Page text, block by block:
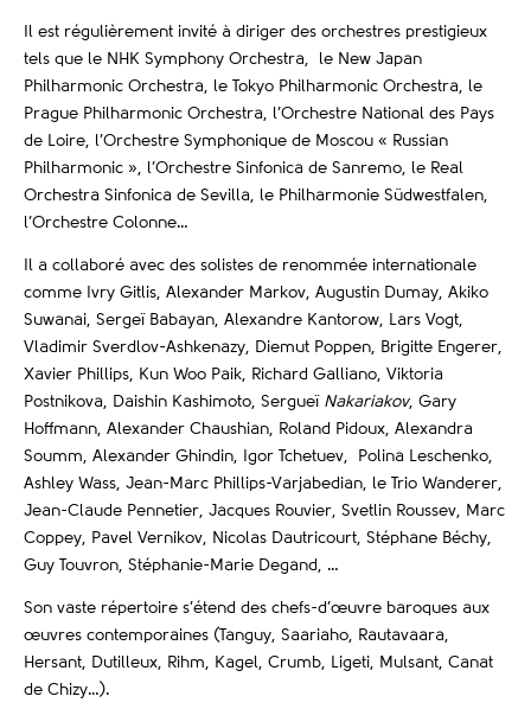
Il est régulièrement invité à diriger des orchestres prestigieux
tels que le NHK Symphony Orchestra, le New Japan
Philharmonic Orchestra, le Tokyo Philharmonic Orchestra, le
Prague Philharmonic Orchestra, l’Orchestre National des Pays
de Loire, l’Orchestre Symphonique de Moscou « Russian
Philharmonic », l’Orchestre Sinfonica de Sanremo, le Real
Orchestra Sinfonica de Sevilla, le Philharmonie Südwestfalen,
l’Orchestre Colonne…
Il a collaboré avec des solistes de renommée internationale
comme Ivry Gitlis, Alexander Markov, Augustin Dumay, Akiko
Suwanai, Sergeï Babayan, Alexandre Kantorow, Lars Vogt,
Vladimir Sverdlov-Ashkenazy, Diemut Poppen, Brigitte Engerer,
Xavier Phillips, Kun Woo Paik, Richard Galliano, Viktoria
Postnikova, Daishin Kashimoto, Sergueï Nakariakov, Gary
Hoffmann, Alexander Chaushian, Roland Pidoux, Alexandra
Soumm, Alexander Ghindin, Igor Tchetuev, Polina Leschenko,
Ashley Wass, Jean-Marc Phillips-Varjabedian, le Trio Wanderer,
Jean-Claude Pennetier, Jacques Rouvier, Svetlin Roussev, Marc
Coppey, Pavel Vernikov, Nicolas Dautricourt, Stéphane Béchy,
Guy Touvron, Stéphanie-Marie Degand, …
Son vaste répertoire s’étend des chefs-d’œuvre baroques aux
œuvres contemporaines (Tanguy, Saariaho, Rautavaara,
Hersant, Dutilleux, Rihm, Kagel, Crumb, Ligeti, Mulsant, Canat
de Chizy…).